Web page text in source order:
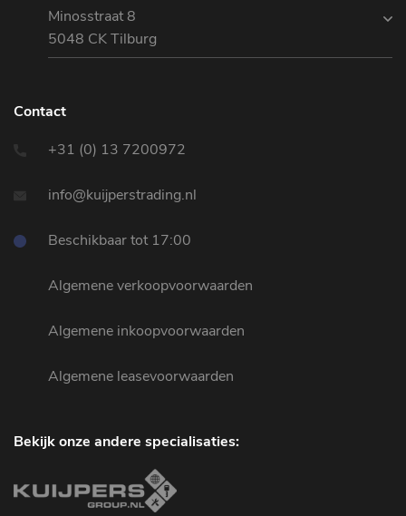
Minosstraat 8
5048 CK Tilburg
Contact
+31 (0) 13 7200972
info@kuijperstrading.nl
Beschikbaar tot 17:00
Algemene verkoopvoorwaarden
Algemene inkoopvoorwaarden
Algemene leasevoorwaarden
Bekijk onze andere specialisaties: